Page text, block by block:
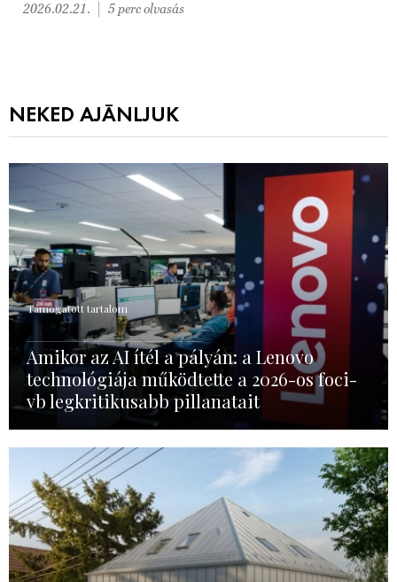
2026.02.21. 5 perc olvasás
NEKED AJÁNLJUK
Támogatott tartalom
Amikor az AI ítél a pályán: a Lenovo
technológiája működtette a 2026-os foci-
vb legkritikusabb pillanatait